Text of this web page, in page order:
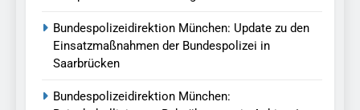
Bundespolizeidirektion München: Update zu den
Einsatzmaßnahmen der Bundespolizei in
Saarbrücken
Bundespolizeidirektion München: